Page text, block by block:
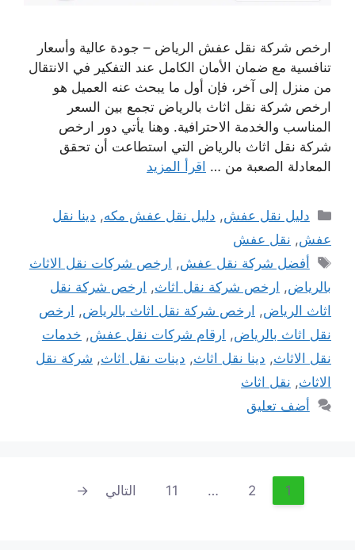
ارخص شركة نقل عفش الرياض – جودة عالية وأسعار
تنافسية مع ضمان الأمان الكامل عند التفكير في الانتقال
من منزل إلى آخر، فإن أول ما يبحث عنه العميل هو
ارخص شركة نقل اثاث بالرياض تجمع بين السعر
المناسب والخدمة الاحترافية. وهنا يأتي دور ارخص
شركة نقل اثاث بالرياض التي استطاعت أن تحقق
المعادلة الصعبة من … اقرأ المزيد
التصنيفات
دليل نقل عفش, دليل نقل عفش مكه, دينا نقل
عفش, نقل عفش
الوسوم
أفضل شركة نقل عفش, ارخص شركات نقل الاثاث
بالرياض, ارخص شركة نقل اثاث, ارخص شركة نقل
اثاث الرياض, ارخص شركة نقل اثاث بالرياض, ارخص
نقل اثاث بالرياض, ارقام شركات نقل عفش, خدمات
نقل الاثاث, دينا نقل اثاث, دينات نقل اثاث, شركة نقل
الاثاث, نقل اثاث
أضف تعليق
المقالات
Page 1
Page 2
…
Page 11 التالي →